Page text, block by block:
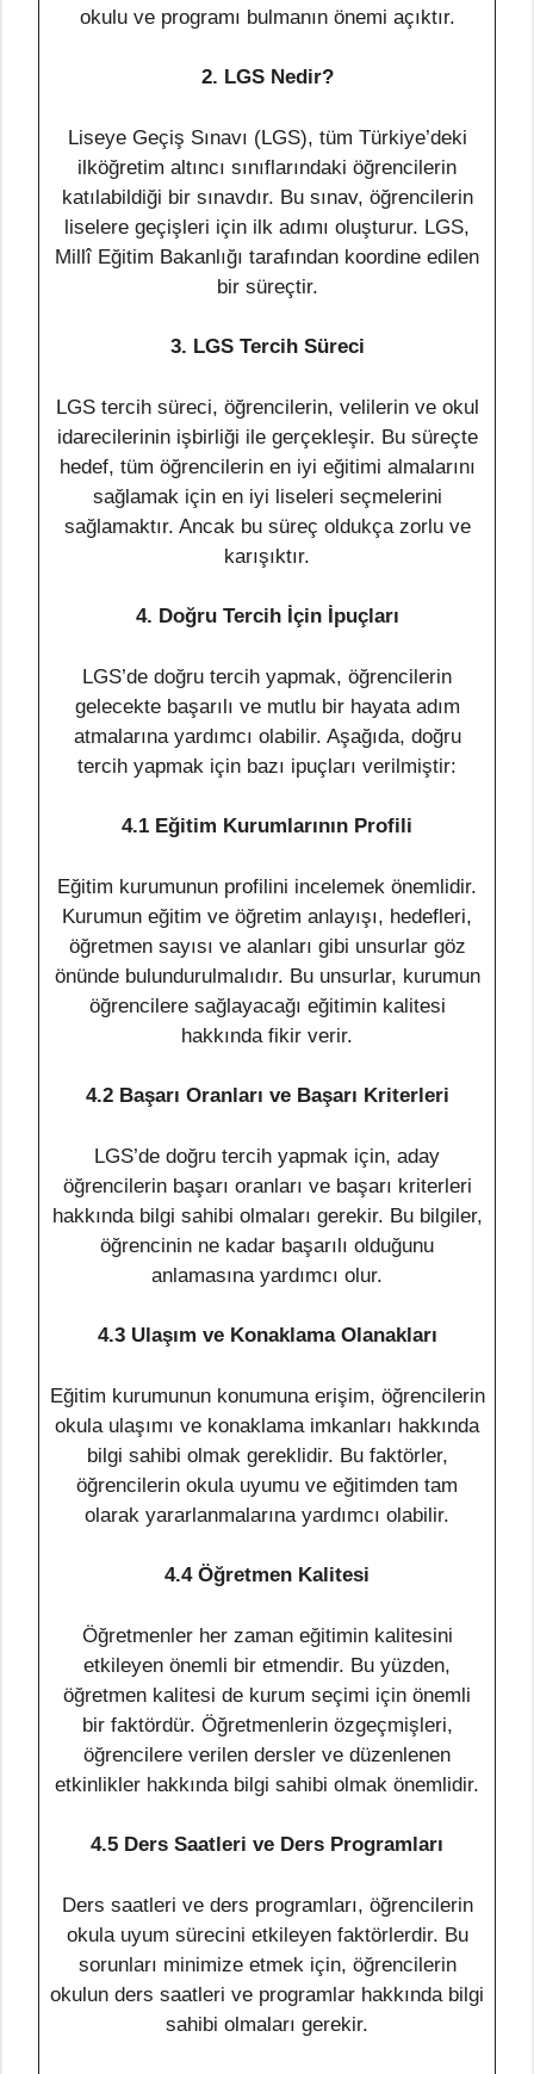
okulu ve programı bulmanın önemi açıktır.
2. LGS Nedir?
Liseye Geçiş Sınavı (LGS), tüm Türkiye’deki
ilköğretim altıncı sınıflarındaki öğrencilerin
katılabildiği bir sınavdır. Bu sınav, öğrencilerin
liselere geçişleri için ilk adımı oluşturur. LGS,
Millî Eğitim Bakanlığı tarafından koordine edilen
bir süreçtir.
3. LGS Tercih Süreci
LGS tercih süreci, öğrencilerin, velilerin ve okul
idarecilerinin işbirliği ile gerçekleşir. Bu süreçte
hedef, tüm öğrencilerin en iyi eğitimi almalarını
sağlamak için en iyi liseleri seçmelerini
sağlamaktır. Ancak bu süreç oldukça zorlu ve
karışıktır.
4. Doğru Tercih İçin İpuçları
LGS’de doğru tercih yapmak, öğrencilerin
gelecekte başarılı ve mutlu bir hayata adım
atmalarına yardımcı olabilir. Aşağıda, doğru
tercih yapmak için bazı ipuçları verilmiştir:
4.1 Eğitim Kurumlarının Profili
Eğitim kurumunun profilini incelemek önemlidir.
Kurumun eğitim ve öğretim anlayışı, hedefleri,
öğretmen sayısı ve alanları gibi unsurlar göz
önünde bulundurulmalıdır. Bu unsurlar, kurumun
öğrencilere sağlayacağı eğitimin kalitesi
hakkında fikir verir.
4.2 Başarı Oranları ve Başarı Kriterleri
LGS’de doğru tercih yapmak için, aday
öğrencilerin başarı oranları ve başarı kriterleri
hakkında bilgi sahibi olmaları gerekir. Bu bilgiler,
öğrencinin ne kadar başarılı olduğunu
anlamasına yardımcı olur.
4.3 Ulaşım ve Konaklama Olanakları
Eğitim kurumunun konumuna erişim, öğrencilerin
okula ulaşımı ve konaklama imkanları hakkında
bilgi sahibi olmak gereklidir. Bu faktörler,
öğrencilerin okula uyumu ve eğitimden tam
olarak yararlanmalarına yardımcı olabilir.
4.4 Öğretmen Kalitesi
Öğretmenler her zaman eğitimin kalitesini
etkileyen önemli bir etmendir. Bu yüzden,
öğretmen kalitesi de kurum seçimi için önemli
bir faktördür. Öğretmenlerin özgeçmişleri,
öğrencilere verilen dersler ve düzenlenen
etkinlikler hakkında bilgi sahibi olmak önemlidir.
4.5 Ders Saatleri ve Ders Programları
Ders saatleri ve ders programları, öğrencilerin
okula uyum sürecini etkileyen faktörlerdir. Bu
sorunları minimize etmek için, öğrencilerin
okulun ders saatleri ve programlar hakkında bilgi
sahibi olmaları gerekir.